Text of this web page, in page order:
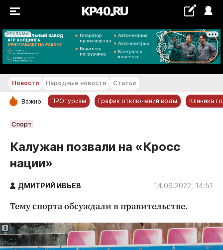
РЕКЛАМА
+21...+22 °С
РУБРИКИ
Новости компаний
Статьи
Народные новости
Авто и транспорт
Благоустройство
Криминал
Культура
Новости Народные новости Статьи
Важно: ПРОтуризм График отключений воды Клиника
Спорт
Калужан позвали на «Кросс
нации»
ДМИТРИЙ ИВЬЕВ 14.09.2022, 14:51
Тему спорта обсуждали в правительстве.